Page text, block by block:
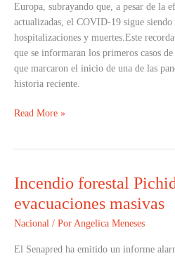
Europa, subrayando que, a pesar de la
actualizadas, el COVID-19 sigue
hospitalizaciones y muertes.Este
que se informaran los primeros casos
que marcaron el inicio de una de las
historia reciente.
Read More »
Incendio forestal
evacuaciones masivas
Nacional / Por Angelica Meneses
El Senapred ha emitido un informe
Incendio
Pichidegua
activa